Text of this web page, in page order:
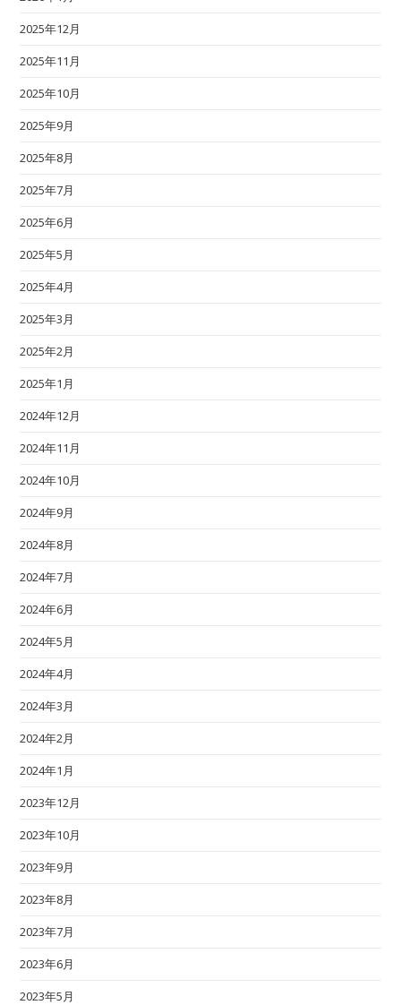
2025年12月
2025年11月
2025年10月
2025年9月
2025年8月
2025年7月
2025年6月
2025年5月
2025年4月
2025年3月
2025年2月
2025年1月
2024年12月
2024年11月
2024年10月
2024年9月
2024年8月
2024年7月
2024年6月
2024年5月
2024年4月
2024年3月
2024年2月
2024年1月
2023年12月
2023年10月
2023年9月
2023年8月
2023年7月
2023年6月
2023年5月